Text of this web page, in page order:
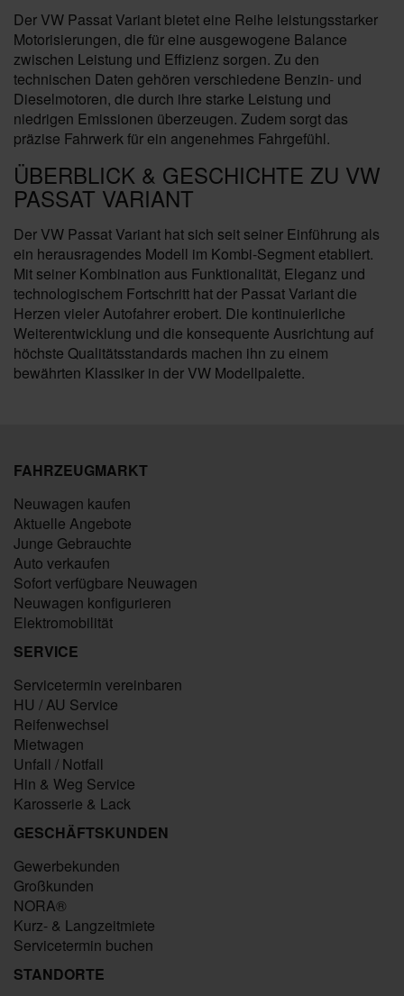
Der VW Passat Variant bietet eine Reihe leistungsstarker
Motorisierungen, die für eine ausgewogene Balance
zwischen Leistung und Effizienz sorgen. Zu den
technischen Daten gehören verschiedene Benzin- und
Dieselmotoren, die durch ihre starke Leistung und
niedrigen Emissionen überzeugen. Zudem sorgt das
präzise Fahrwerk für ein angenehmes Fahrgefühl.
ÜBERBLICK & GESCHICHTE ZU VW
PASSAT VARIANT
Der VW Passat Variant hat sich seit seiner Einführung als
ein herausragendes Modell im Kombi-Segment etabliert.
Mit seiner Kombination aus Funktionalität, Eleganz und
technologischem Fortschritt hat der Passat Variant die
Herzen vieler Autofahrer erobert. Die kontinuierliche
Weiterentwicklung und die konsequente Ausrichtung auf
höchste Qualitätsstandards machen ihn zu einem
bewährten Klassiker in der VW Modellpalette.
FAHRZEUGMARKT
Neuwagen kaufen
Aktuelle Angebote
Junge Gebrauchte
Auto verkaufen
Sofort verfügbare Neuwagen
Neuwagen konfigurieren
Elektromobilität
SERVICE
Servicetermin vereinbaren
HU / AU Service
Reifenwechsel
Mietwagen
Unfall / Notfall
Hin & Weg Service
Karosserie & Lack
GESCHÄFTSKUNDEN
Gewerbekunden
Großkunden
NORA®
Kurz- & Langzeitmiete
Servicetermin buchen
STANDORTE